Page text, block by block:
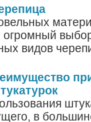
огромный
видов
в